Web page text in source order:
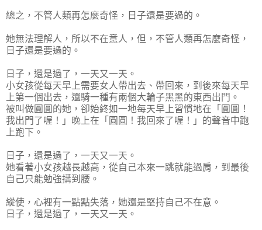
總之，不管人類再怎麼奇怪，日子還是要過的。
她無法理解人，所以不在意人，但，不管人類再怎麼奇怪，
日子還是要過的。
日子，還是過了，一天又一天。
小女孩從每天早上需要女人帶出去、帶回來，到後來每天早
上第一個出去，還騎一種有兩個大輪子黑黑的東西出門。
被叫做圓圓的她，卻始終如一地每天早上習慣地在「圓圓！
我出門了喔！」晚上在「圓圓！我回來了喔！」的聲音中跑
上跑下。
日子，還是過了，一天又一天。
她看著小女孩越長越高，從自己本來一跳就能過肩，到最後
自己只能勉強搆到腰。
縱使，心裡有一點點失落，她還是堅持自己不在意。
日子，還是過了，一天又一天。